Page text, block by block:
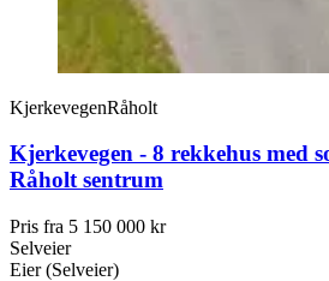
KjerkevegenRåholt
Kjerkevegen - 8 rekkehus med
Råholt sentrum
Pris fra 5 150 000 kr
Selveier
Eier (Selveier)